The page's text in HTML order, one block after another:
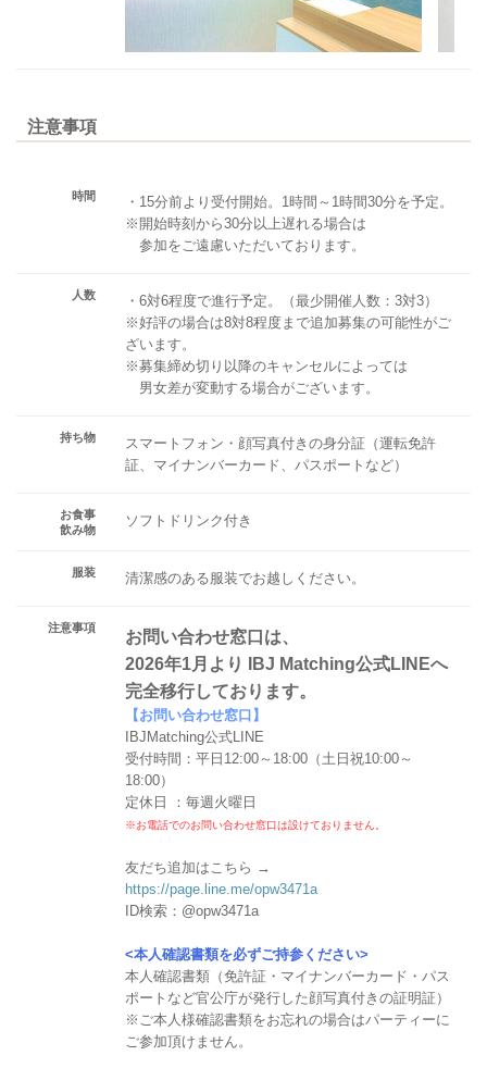
注意事項
時間
・15分前より受付開始。1時間～1時間30分を予定。
※開始時刻から30分以上遅れる場合は
参加をご遠慮いただいております。
人数
・6対6程度で進行予定。（最少開催人数：3対3）
※好評の場合は8対8程度まで追加募集の可能性がご
ざいます。
※募集締め切り以降のキャンセルによっては
男女差が変動する場合がございます。
持ち物
スマートフォン・顔写真付きの身分証（運転免許
証、マイナンバーカード、パスポートなど）
お食事
飲み物
ソフトドリンク付き
服装 清潔感のある服装でお越しください。
注意事項
お問い合わせ窓口は、
2026年1月より IBJ Matching公式LINEへ
完全移行しております。
【お問い合わせ窓口】
IBJMatching公式LINE
受付時間：平日12:00～18:00（土日祝10:00～
18:00）
定休日 ：毎週火曜日
※お電話でのお問い合わせ窓口は設けておりません。
友だち追加はこちら →
https://page.line.me/opw3471a
ID検索：@opw3471a
<本人確認書類を必ずご持参ください>
本人確認書類（免許証・マイナンバーカード・パス
ポートなど官公庁が発行した顔写真付きの証明証）
※ご本人様確認書類をお忘れの場合はパーティーに
ご参加頂けません。